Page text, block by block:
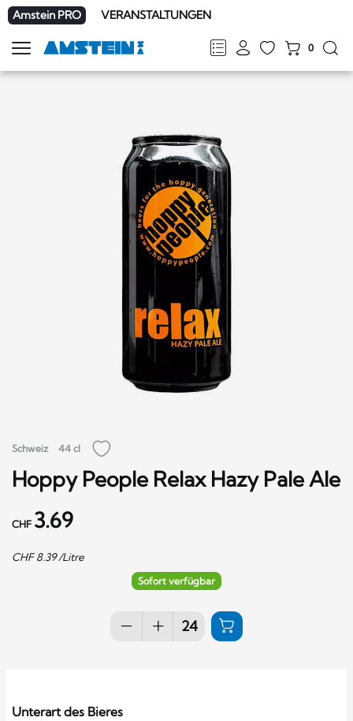
Amstein PRO VERANSTALTUNGEN
FRDEENIT
0
Navigation
zeigen
Schweiz 44 cl
Hoppy People Relax Hazy Pale Ale
CHF 3.69
CHF8.39/Litre
Sofort verfügbar
Unterart des Bieres